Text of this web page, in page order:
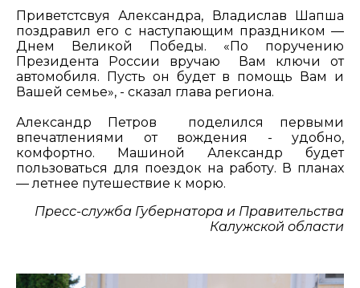
Приветстсвуя Александра, Владислав Шапша
поздравил его с наступающим праздником —
Днем Великой Победы. «По поручению
Президента России вручаю Вам ключи от
автомобиля. Пусть он будет в помощь Вам и
Вашей семье», - сказал глава региона.
Александр Петров поделился первыми
впечатлениями от вождения - удобно,
комфортно. Машиной Александр будет
пользоваться для поездок на работу. В планах
— летнее путешествие к морю.
Пресс-служба Губернатора и Правительства
Калужской области